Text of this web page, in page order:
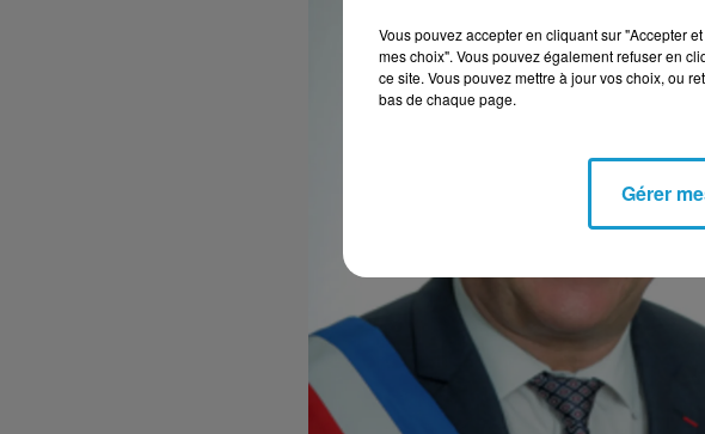
Vous pouvez accepter en cliquant sur "Accepter
mes choix". Vous pouvez également refuser en
ce site. Vous pouvez mettre à jour vos choix, ou
bas de chaque page.
Gérer